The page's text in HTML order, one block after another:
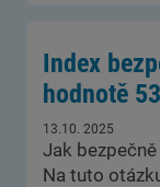
Index
hodnotě
13.10. 2025
Jak
Na tuto